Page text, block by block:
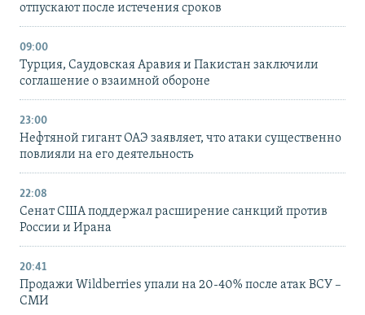
отпускают после истечения сроков
09:00
Турция, Саудовская Аравия и Пакистан заключили
соглашение о взаимной обороне
23:00
Нефтяной гигант ОАЭ заявляет, что атаки существенно
повлияли на его деятельность
22:08
Сенат США поддержал расширение санкций против
России и Ирана
20:41
Продажи Wildberries упали на 20-40% после атак ВСУ –
СМИ